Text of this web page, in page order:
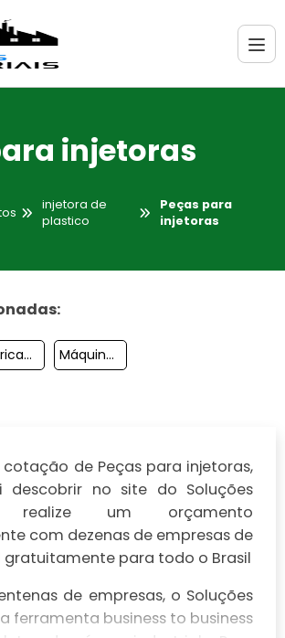
injetoras
injetora de
plastico
Peças para
injetoras
Fabricantes De Injetoras Máquina De Injeção De Plástico
cotação de Peças para injetoras,
descobrir no site do Soluções
realize um orçamento
com dezenas de empresas de
gratuitamente para todo o Brasil
de empresas, o Soluções
ferramenta business to business